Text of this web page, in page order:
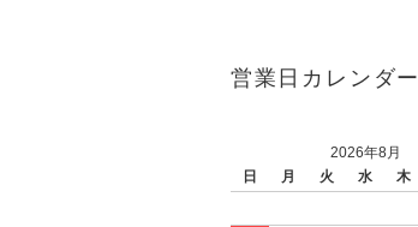
営業日カレンダー
2026年8月
日
月 火 水 木